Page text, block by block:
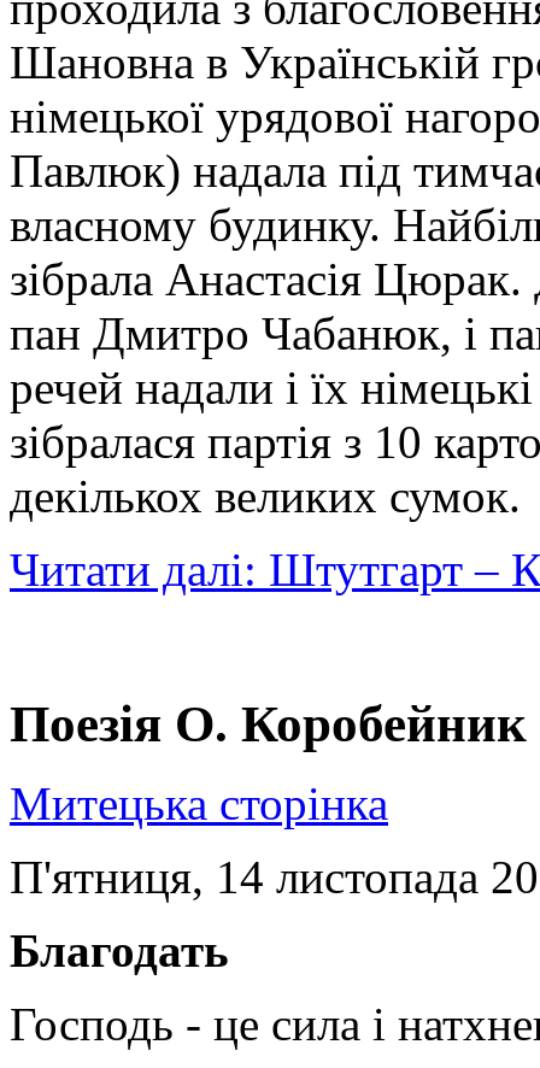
Шановна в Українській
німецької урядової
Павлюк) надала під
власному будинку.
зібрала Анастасія
пан Дмитро Чабанюк, і
речей надали і їх
зібралася партія з 10
декількох великих сумок.
Читати далі: Штутгарт –
Поезія О. Коробейник
Митецька сторінка
П'ятниця, 14 листопада
Благодать
Господь - це сила і